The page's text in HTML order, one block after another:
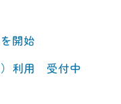
開始
）利用 受付中